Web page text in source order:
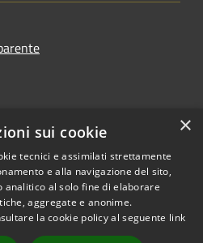
Copyright © 2026 • Comune di
Badolato • Powered by
×
sui cookie
tecnici e assimilati strettamente
e alla navigazione del sito,
analitico al solo fine di elaborare
aggregate e anonime.
la cookie policy al seguente link